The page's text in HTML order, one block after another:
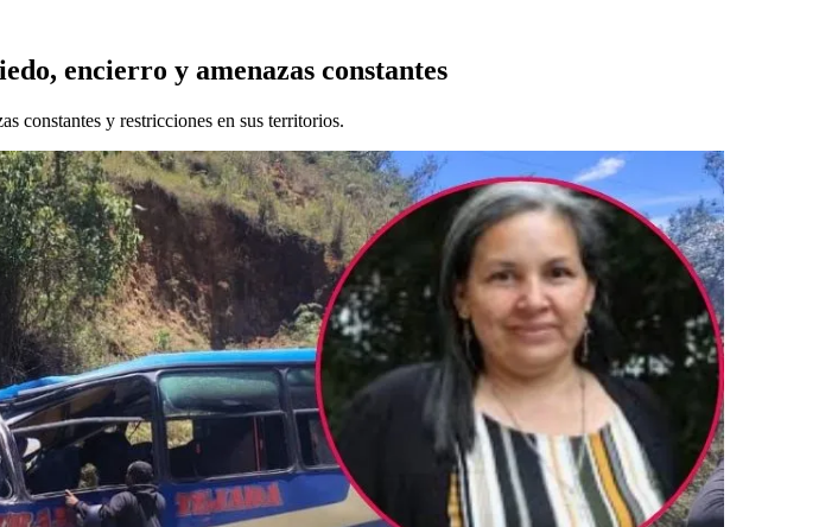
encierro y amenazas constantes
constantes y restricciones en sus territorios.